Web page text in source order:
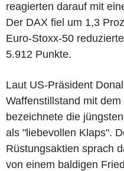
reagierten darauf mit
Der DAX fiel um 1,3
Euro-Stoxx-50
5.912 Punkte.
Laut US-Präsident
Waffenstillstand mit
bezeichnete die
als "liebevollen Klaps".
Rüstungsaktien sprach
von einem baldigen